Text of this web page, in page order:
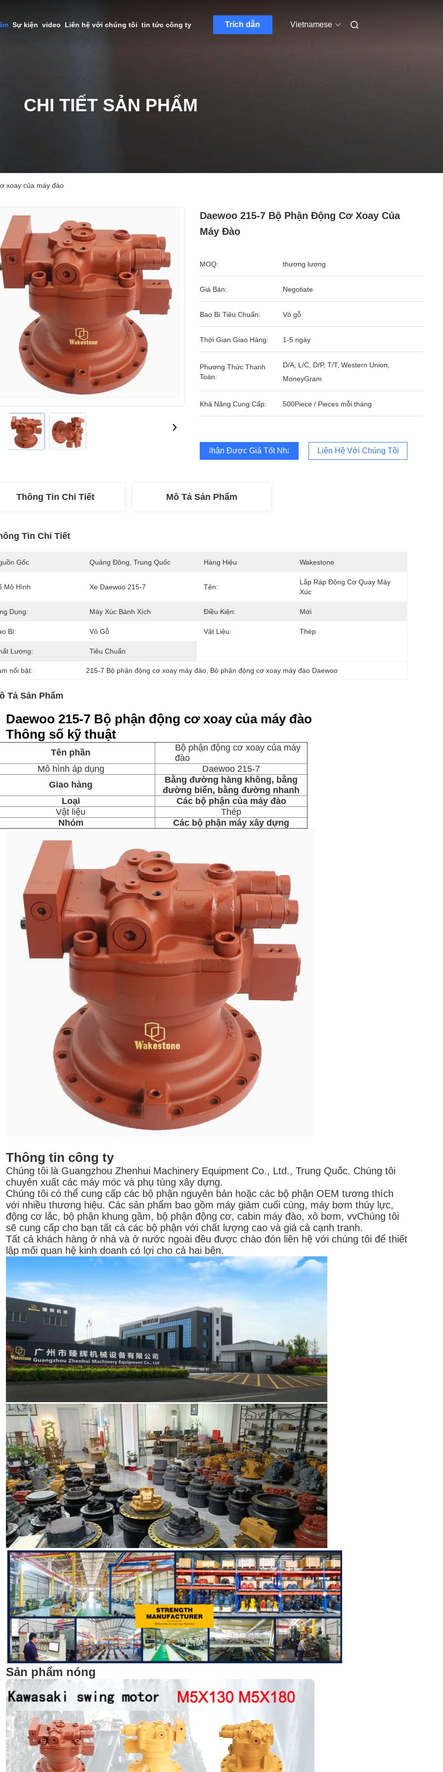
Sự kiện video Liên hệ với chúng tôi tin tức công ty Trích dẫn Vietnamese
CHI TIẾT SẢN PHẨM
xoay của máy đào
Daewoo 215-7 Bộ Phận Động Cơ Xoay Của
Máy Đào
MOQ: thương lượng
Giá Bán: Negotiate
Bao Bì Tiêu Chuẩn: Vỏ gỗ
Thời Gian Giao Hàng: 1-5 ngày
Phương Thức Thanh
Toán:
D/A, L/C, D/P, T/T, Western Union,
MoneyGram
Khả Năng Cung Cấp: 500Piece / Pieces mỗi tháng
Nhận Được Giá Tốt Nhất Liên Hệ Với Chúng Tôi
Thông Tin Chi Tiết Mô Tả Sản Phẩm
Tin Chi Tiết
Gốc Quảng Đông, Trung Quốc Hàng Hiệu Wakestone
Mô Hình Xe Daewoo 215-7 Tên:
Lắp Ráp Động Cơ Quay Máy
Xúc
Dụng: Máy Xúc Bánh Xích Điều Kiện: Mới
Bì: Vỏ Gỗ Vật Liệu: Thép
Lượng: Tiêu Chuẩn
nổi bật: 215-7 Bộ phận động cơ xoay máy đào Bộ phận động cơ xoay máy đào Daewoo
Tả Sản Phẩm
Daewoo 215-7 Bộ phận động cơ xoay của máy đào
Thông số kỹ thuật
Tên phần
Bộ phận động cơ xoay của máy
đào
Mô hình áp dụng
Daewoo 215-7
Giao hàng
Bằng đường hàng không, bằng
đường biển, bằng đường nhanh
Loại
Các bộ phận của máy đào
Vật liệu
Thép
Nhóm
Các bộ phận máy xây dựng
Thông tin công ty
Chúng tôi là Guangzhou Zhenhui Machinery Equipment Co., Ltd., Trung Quốc. Chúng tôi
chuyên xuất các máy móc và phụ tùng xây dựng.
Chúng tôi có thể cung cấp các bộ phận nguyên bản hoặc các bộ phận OEM tương thích
với nhiều thương hiệu. Các sản phẩm bao gồm máy giảm cuối cùng, máy bơm thủy lực,
động cơ lắc, bộ phận khung gầm, bộ phận động cơ, cabin máy đào, xô bơm, vvChúng tôi
sẽ cung cấp cho bạn tất cả các bộ phận với chất lượng cao và giá cả cạnh tranh.
Tất cả khách hàng ở nhà và ở nước ngoài đều được chào đón liên hệ với chúng tôi để thiết
lập mối quan hệ kinh doanh có lợi cho cả hai bên.
Sản phẩm nóng